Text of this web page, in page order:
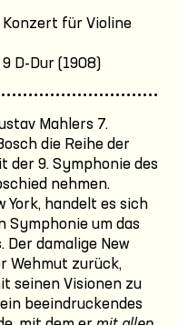
Konzert für Violine
D-Dur (1908)
Mahlers 7.
die Reihe der
der 9. Symphonie des
nehmen.
York, handelt es sich
Symphonie um das
Der damalige New
Wehmut zurück,
seinen Visionen zu
beeindruckendes